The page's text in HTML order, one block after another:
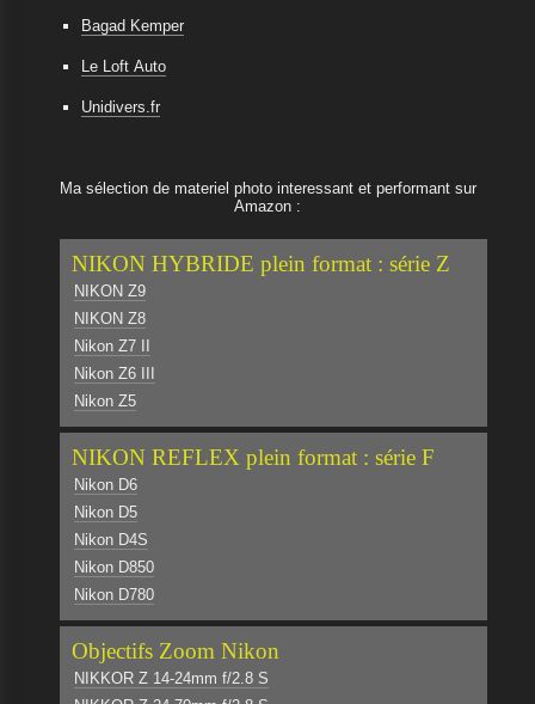
Bagad Kemper
Le Loft Auto
Unidivers.fr
Ma sélection de materiel photo interessant et performant sur
Amazon :
NIKON HYBRIDE plein format : série Z
NIKON Z9
NIKON Z8
Nikon Z7 II
Nikon Z6 III
Nikon Z5
NIKON REFLEX plein format : série F
Nikon D6
Nikon D5
Nikon D4S
Nikon D850
Nikon D780
Objectifs Zoom Nikon
NIKKOR Z 14-24mm f/2.8 S